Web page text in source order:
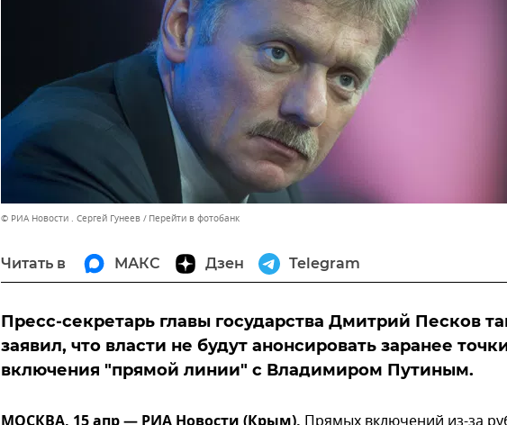
© РИА Новости . Сергей Гунеев Перейти в фотобанк
Читать в МАКС Дзен Telegram
Пресс-секретарь главы государства Дмитрий Песков
заявил, что власти не будут анонсировать заранее
включения "прямой линии" с Владимиром Путиным.